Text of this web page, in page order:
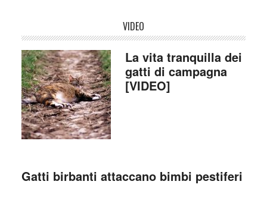
VIDEO
La vita tranquilla dei
gatti di campagna
[VIDEO]
Gatti birbanti attaccano bimbi pestiferi